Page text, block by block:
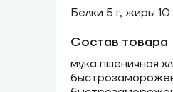
Белки 5 г, жиры 10
Состав товара
мука пшеничная